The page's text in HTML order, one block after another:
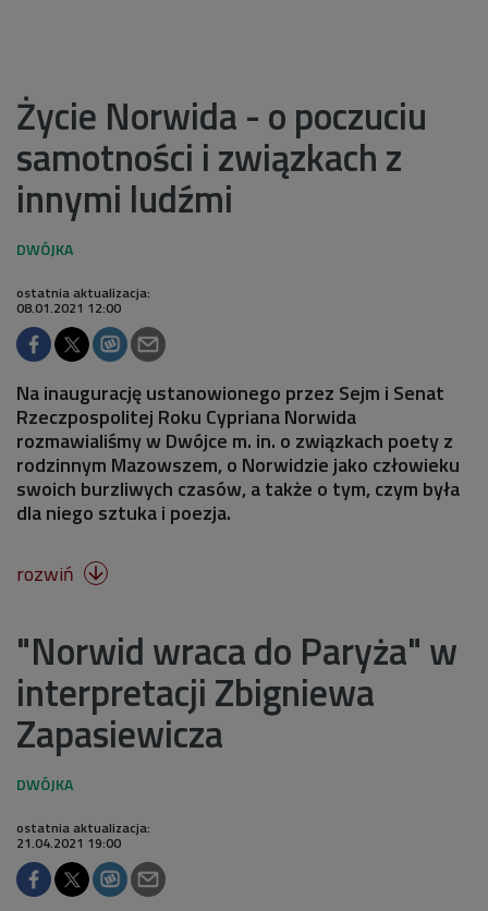
Życie Norwida - o poczuciu
samotności i związkach z
innymi ludźmi
ostatnia aktualizacja:
08.01.2021 12:00
Na inaugurację ustanowionego przez Sejm i Senat
Rzeczpospolitej Roku Cypriana Norwida
rozmawialiśmy w Dwójce m. in. o związkach poety z
rodzinnym Mazowszem, o Norwidzie jako człowieku
swoich burzliwych czasów, a także o tym, czym była
dla niego sztuka i poezja.
rozwiń 
"Norwid wraca do Paryża" w
interpretacji Zbigniewa
Zapasiewicza
ostatnia aktualizacja:
21.04.2021 19:00